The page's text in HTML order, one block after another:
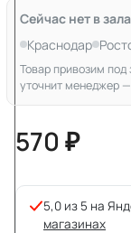
Сейчас нет в
Краснодар
Товар привозим под
уточнит менеджер —
570 ₽
5,0 из 5 на
магазинах